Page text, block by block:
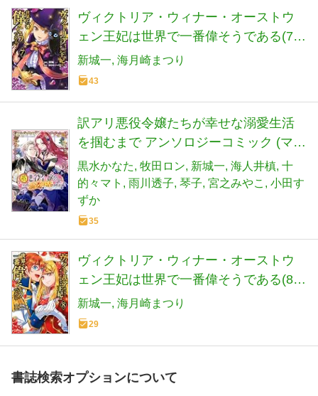
ヴィクトリア・ウィナー・オーストウ
ェン王妃は世界で一番偉そうである(7)
(KCx)
新城一 海月崎まつり
43
訳アリ悪役令嬢たちが幸せな溺愛生活
を掴むまで アンソロジーコミック (マッ
グガーデンコミック avarusシリーズ)
黒水かなた 牧田ロン 新城一 海人井槙 十
的々マト
雨川透子 琴子 宮之みやこ
小田す
ずか
35
ヴィクトリア・ウィナー・オーストウ
ェン王妃は世界で一番偉そうである(8)
(KCx)
新城一 海月崎まつり
29
書誌検索オプションについて